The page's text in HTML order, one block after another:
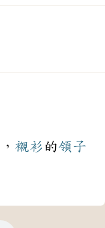
， 襯衫 的領子